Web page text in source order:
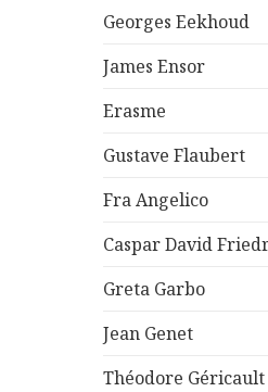
Georges Eekhoud
James Ensor
Erasme
Gustave Flaubert
Fra Angelico
Caspar David
Greta Garbo
Jean Genet
Théodore Géricault